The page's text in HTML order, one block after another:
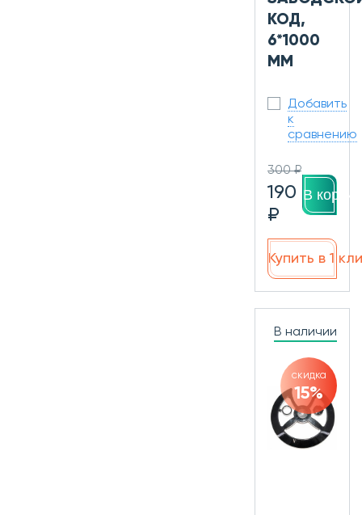
КОД,
6*1000
ММ
Добавить
к
сравнению
300 ₽
190
₽
В
Купить в 1
В наличии
скидка
15%